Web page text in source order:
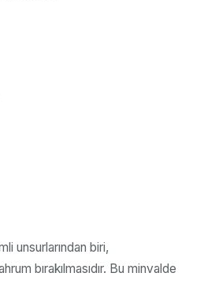
unsurlarından biri,
bırakılmasıdır. Bu minvalde